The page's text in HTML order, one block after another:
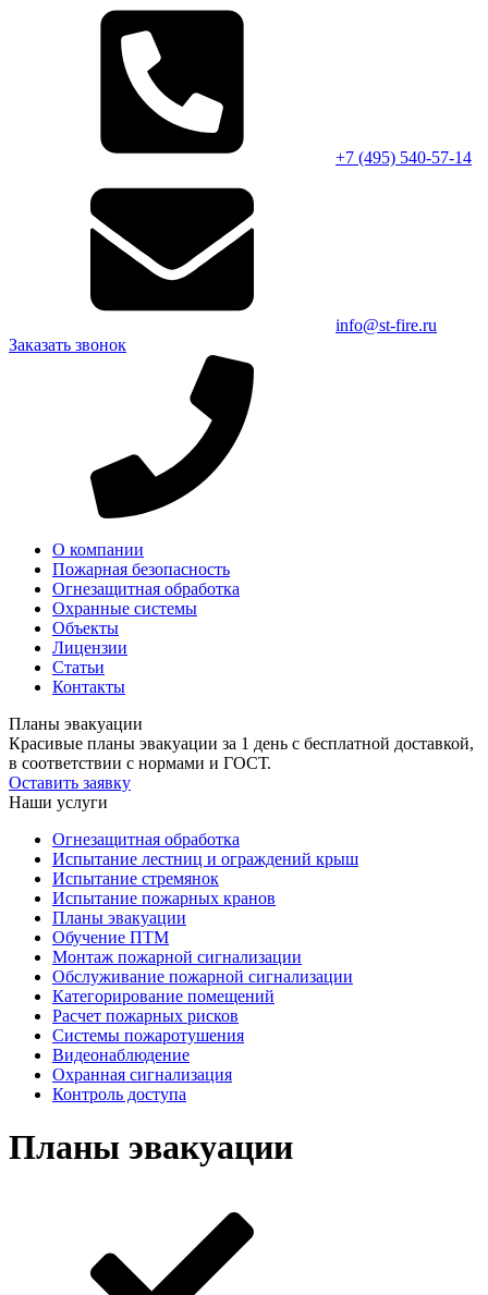
+7 (495) 540-57-14
info@st-fire.ru
Заказать звонок
О компании
Пожарная безопасность
Огнезащитная обработка
Охранные системы
Объекты
Лицензии
Статьи
Контакты
Планы эвакуации
Красивые планы эвакуации за 1 день с бесплатной доставкой,
в соответствии с нормами и ГОСТ.
Оставить заявку
Наши услуги
Огнезащитная обработка
Испытание лестниц и ограждений крыш
Испытание стремянок
Испытание пожарных кранов
Планы эвакуации
Обучение ПТМ
Монтаж пожарной сигнализации
Обслуживание пожарной сигнализации
Категорирование помещений
Расчет пожарных рисков
Системы пожаротушения
Видеонаблюдение
Охранная сигнализация
Контроль доступа
Планы эвакуации